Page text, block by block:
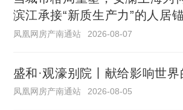
滨江承接“新质生产力”的人居
凤凰网房产南通站 2026-08-07
盛和·观濠别院丨献给影响世
凤凰网房产南通站 2026-08-05